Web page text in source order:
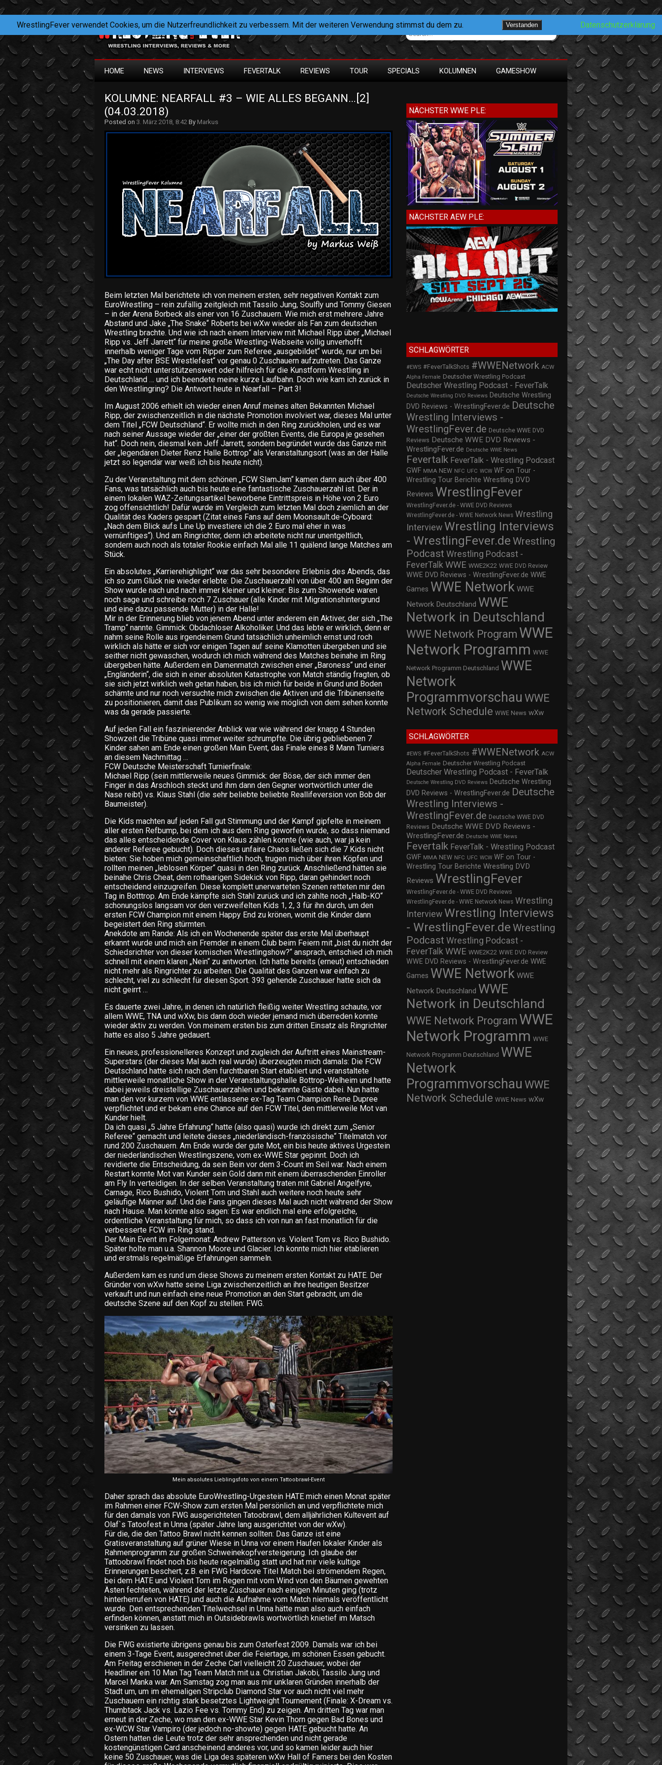
HOME NEWS INTERVIEWS FEVERTALK REVIEWS TOUR SPECIALS KOLUMNEN GAMESHOW
KOLUMNE: NEARFALL #3 – WIE ALLES BEGANN…[2]
(04.03.2018)
Posted on 3. März 2018, 8:42 By Markus
Beim letzten Mal berichtete ich von meinem ersten, sehr negativen Kontakt zum
EuroWrestling – rein zufällig zeitgleich mit Tassilo Jung, Soulfly und Tommy Giesen
– in der Arena Borbeck als einer von 16 Zuschauern. Wie mich erst mehrere Jahre
Abstand und Jake „The Snake“ Roberts bei wXw wieder als Fan zum deutschen
Wrestling brachte. Und wie ich nach einem Interview mit Michael Ripp über „Michael
Ripp vs. Jeff Jarrett“ für meine große Wrestling-Webseite völlig unverhofft
innerhalb weniger Tage vom Ripper zum Referee „ausgebildet“ wurde, nur um bei
„The Day after BSE Wrestlefest“ vor genau 0 Zuschauern aufzutreten. Das Ganze
war echt nicht unterstützenswert oder hilfreich für die Kunstform Wrestling in
Deutschland … und ich beendete meine kurze Laufbahn. Doch wie kam ich zurück in
den Wrestlingring? Die Antwort heute in Nearfall – Part 3!
Im August 2006 erhielt ich wieder einen Anruf meines alten Bekannten Michael
Ripp, der zwischenzeitlich in die nächste Promotion involviert war, dieses Mal unter
dem Titel „FCW Deutschland“. Er wollte mich in den Ring zurückholen, und es war
nach seiner Aussage wieder der „einer der größten Events, die Europa je gesehen
hat“. Doch nein, diesmal kein Jeff Jarrett, sondern begründet wurde das Ganze mit
der „legendären Dieter Renz Halle Bottrop“ als Veranstaltungsort (was an der Halle
jetzt so legendär war weiß ich bis heute nicht).
Zu der Veranstaltung mit dem schönen „FCW SlamJam“ kamen dann auch über 400
Fans, was tatsächlich auch bis heute eine fantastische Zuschauerzahl ist. Der in
einem lokalen WAZ-Zeitungsartikel beworbene Eintrittspreis in Höhe von 2 Euro
zog offensichtlich! Dafür wurde im Vergleich zum letzten Mal doch ziemlich an der
Qualität des Kaders gespart (Zitat eines Fans auf dem Moonsault.de-Cyboard:
„Nach dem Blick aufs Line Up investiere ich die 2 Euro mal eher in was
vernünftiges“). Und am Ringrichter, denn ich arbeitete nicht nur unentgeltlich,
sondern auch noch als totaler Rookie einfach Mal alle 11 quälend lange Matches am
Stück.
Ein absolutes „Karrierehighlight“ war das sehr besondere Erlebnis des Abends, das
ich so zum Glück nie wieder erlebte: Die Zuschauerzahl von über 400 am Beginn der
Show wurde nach und nach immer kleiner und kleiner: Bis zum Showende waren
noch sage und schreibe noch 7 Zuschauer (alle Kinder mit Migrationshintergrund
und eine dazu passende Mutter) in der Halle!
Mir in der Erinnerung blieb von jenem Abend unter anderem ein Aktiver, der sich „The
Tramp“ nannte. Gimmick: Obdachloser Alkoholiker. Und das lebte er wirklich, denn er
nahm seine Rolle aus irgendeinem Grund tatsächlich unheimlich ernst und roch
wirklich als hätte er sich vor einigen Tagen auf seine Klamotten übergeben und sie
seither nicht gewaschen, wodurch ich mich während des Matches beinahe im Ring
übergeben hätte. Außerdem ein Damenmatch zwischen einer „Baroness“ und einer
„Engländerin“, die sich in einer absoluten Katastrophe von Match ständig fragten, ob
sie sich jetzt wirklich weh getan haben, bis ich mich für beide in Grund und Boden
schämte und nur noch versuchte mich zwischen die Aktiven und die Tribünenseite
zu positionieren, damit das Publikum so wenig wie möglich von dem sehen konnte
was da gerade passierte.
Auf jeden Fall ein faszinierender Anblick war wie während der knapp 4 Stunden
Showzeit die Tribüne quasi immer weiter schrumpfte. Die übrig gebliebenen 7
Kinder sahen am Ende einen großen Main Event, das Finale eines 8 Mann Turniers
an diesem Nachmittag …
FCW Deutsche Meisterschaft Turnierfinale:
Michael Ripp (sein mittlerweile neues Gimmick: der Böse, der sich immer den
Finger in das Arschloch steckt und ihm dann den Gegner wortwörtlich unter die
Nase reibt) vs. Klaus Stahl (die sehr beliebte beliebte Reallifeversion von Bob der
Baumeister).
Die Kids machten auf jeden Fall gut Stimmung und der Kampf gipfelte in meinem
aller ersten Refbump, bei dem ich aus dem Ring geworfen wurde, so dass niemand
das alles entscheidende Cover von Klaus zählen konnte (wie auch, war ja kein
anderer Referee gebucht). Doch dieses unfaire Chaos ließen sich die 7 Kids nicht
bieten: Sie hoben mich gemeinschaftlich hoch, trugen mich über ihren Köpfen und
rollten meinen „leblosen Körper“ quasi in den Ring zurück. Anschließend hätten sie
beinahe Chris Cheat, dem rothaarigen Sidekick von Ripp, daran gehindert noch
entscheidend einzugreifen. Diese komplett unerwarteten Szenen retteten mir den
Tag in Botttrop. Am Ende kämpfte sich Stahl zurück und ich zählte noch „Halb-KO“
schonungslos langsam vor den verzweifelten Kids 1, 2, 3 für ihn durch, um den
ersten FCW Champion mit einem Happy End zu krönen, womit die Kinder dann
begeistert den Ring stürmten.
Anekdote am Rande: Als ich ein Wochenende später das erste Mal überhaupt
erkannt wurde und mich ein Fremder in einem Club beim Feiern mit „bist du nicht der
Schiedsrichter von dieser komischen Wrestlingshow?“ ansprach, entschied ich mich
schnell mit einem klaren „Nein“ zu antworten. Ich hatte bereits (erneut) entschieden
nicht mehr als Ringrichter zu arbeiten. Die Qualität des Ganzen war einfach zu
schlecht, viel zu schlecht für diesen Sport. 393 gehende Zuschauer hatte sich da
nicht geirrt …
Es dauerte zwei Jahre, in denen ich natürlich fleißig weiter Wrestling schaute, vor
allem WWE, TNA und wXw, bis dann doch wieder jemand mich überreden konnte
wieder aktiv zu werden. Von meinem ersten bis zum dritten Einsatz als Ringrichter
hatte es also 5 Jahre gedauert.
Ein neues, professionelleres Konzept und zugleich der Auftritt eines Mainstream-
Superstars (der dieses Mal auch real wurde) überzeugten mich damals: Die FCW
Deutschland hatte sich nach dem furchtbaren Start etabliert und veranstaltete
mittlerweile monatliche Show in der Veranstaltungshalle Bottrop-Welheim und hatte
dabei jeweils dreistellige Zuschauerzahlen und bekannte Gäste dabei. Nun hatte
man den vor kurzem von WWE entlassene ex-Tag Team Champion Rene Dupree
verpflichtet und er bekam eine Chance auf den FCW Titel, den mittlerweile Mot van
Kunder hielt.
Da ich quasi „5 Jahre Erfahrung“ hatte (also quasi) wurde ich direkt zum „Senior
Referee“ gemacht und leitete dieses „niederländisch-französische“ Titelmatch vor
rund 200 Zuschauern. Am Ende wurde der gute Mot, ein bis heute aktives Urgestein
der niederländischen Wrestlingszene, vom ex-WWE Star gepinnt. Doch ich
revidierte die Entscheidung, da sein Bein vor dem 3-Count im Seil war. Nach einem
Restart konnte Mot van Kunder sein Gold dann mit einem überraschenden Einroller
am Fly In verteidigen. In der selben Veranstaltung traten mit Gabriel Angelfyre,
Carnage, Rico Bushido, Violent Tom und Stahl auch weitere noch heute sehr
geläufige Männer auf. Und die Fans gingen dieses Mal auch nicht während der Show
nach Hause. Man könnte also sagen: Es war endlich mal eine erfolgreiche,
ordentliche Veranstaltung für mich, so dass ich von nun an fast monatlich für die
verbesserte FCW im Ring stand.
Der Main Event im Folgemonat: Andrew Patterson vs. Violent Tom vs. Rico Bushido.
Später holte man u.a. Shannon Moore und Glacier. Ich konnte mich hier etablieren
und erstmals regelmäßige Erfahrungen sammeln.
Außerdem kam es rund um diese Shows zu meinem ersten Kontakt zu HATE. Der
Gründer von wXw hatte seine Liga zwischenzeitlich an ihre heutigen Besitzer
verkauft und nun einfach eine neue Promotion an den Start gebracht, um die
deutsche Szene auf den Kopf zu stellen: FWG.
Mein absolutes Lieblingsfoto von einem Tattoobrawl-Event
Daher sprach das absolute EuroWrestling-Urgestein HATE mich einen Monat später
im Rahmen einer FCW-Show zum ersten Mal persönlich an und verpflichtete mich
für den damals von FWG ausgerichteten Tatoobrawl, dem alljährlichen Kultevent auf
Olaf`s Tatoofest in Unna (später Jahre lang ausgerichtet von der wXw).
Für die, die den Tattoo Brawl nicht kennen sollten: Das Ganze ist eine
Gratisveranstaltung auf grüner Wiese in Unna vor einem Haufen lokaler Kinder als
Rahmenprogramm zur großen Schweinekopfversteigerung. Ich glaube der
Tattoobrawl findet noch bis heute regelmäßig statt und hat mir viele kultige
Erinnerungen beschert, z.B. ein FWG Hardcore Titel Match bei strömendem Regen,
bei dem HATE und Violent Tom im Regen mit vom Wind von den Bäumen gewehten
Ästen fechteten, während der letzte Zuschauer nach einigen Minuten ging (trotz
hinterherrufen von HATE) und auch die Aufnahme vom Match niemals veröffentlicht
wurde. Den entsprechenden Titelwechsel in Unna hätte man also auch einfach
erfinden können, anstatt mich in Outsidebrawls wortwörtlich knietief im Matsch
versinken zu lassen.
Die FWG existierte übrigens genau bis zum Osterfest 2009. Damals war ich bei
einem 3-Tage Event, ausgerechnet über die Feiertage, im schönen Essen gebucht.
Am Freitag erschienen in der Zeche Carl vielleicht 20 Zuschauer, wobei der
Headliner ein 10 Man Tag Team Match mit u.a. Christian Jakobi, Tassilo Jung und
Marcel Manka war. Am Samstag zog man aus mir unklaren Gründen innerhalb der
Stadt um, um im ehemaligen Stripclub Diamond Star vor auch nicht viel mehr
Zuschauern ein richtig stark besetztes Lightweight Tournement (Finale: X-Dream vs.
Thumbtack Jack vs. Lazio Fee vs. Tommy End) zu zeigen. Am dritten Tag war man
erneut in der Zeche, wo man den ex-WWE Star Kevin Thorn gegen Bad Bones und
ex-WCW Star Vampiro (der jedoch no-showte) gegen HATE gebucht hatte. An
Ostern hatten die Leute trotz der sehr ansprechenden und nicht gerade
kostengünstigen Card anscheinend anderes vor, und so kamen leider auch hier
keine 50 Zuschauer, was die Liga des späteren wXw Hall of Famers bei den Kosten
NÄCHSTER WWE PLE:
NÄCHSTER AEW PLE:
SCHLAGWÖRTER
#EWS #FeverTalkShots #WWENetwork ACW
Alpha Female Deutscher Wrestling Podcast
Deutscher Wrestling Podcast - FeverTalk
Deutsche Wrestling DVD Reviews Deutsche Wrestling
DVD Reviews - WrestlingFever.de Deutsche
Wrestling Interviews -
WrestlingFever.de Deutsche WWE DVD
Reviews Deutsche WWE DVD Reviews -
WrestlingFever.de Deutsche WWE News
Fevertalk FeverTalk - Wrestling Podcast
GWF MMA NEW NFC UFC WCW WF on Tour -
Wrestling Tour Berichte Wrestling DVD
Reviews WrestlingFever
WrestlingFever.de - WWE DVD Reviews
WrestlingFever.de - WWE Network News Wrestling
Interview Wrestling Interviews
- WrestlingFever.de Wrestling
Podcast Wrestling Podcast -
FeverTalk WWE WWE2K22 WWE DVD Review
WWE DVD Reviews - WrestlingFever.de WWE
Games WWE Network WWE
Network Deutschland WWE
Network in Deutschland
WWE Network Program WWE
Network Programm WWE
Network Programm Deutschland WWE
Network
Programmvorschau WWE
Network Schedule WWE News wXw
SCHLAGWÖRTER
#EWS #FeverTalkShots #WWENetwork ACW
Alpha Female Deutscher Wrestling Podcast
Deutscher Wrestling Podcast - FeverTalk
Deutsche Wrestling DVD Reviews Deutsche Wrestling
DVD Reviews - WrestlingFever.de Deutsche
Wrestling Interviews -
WrestlingFever.de Deutsche WWE DVD
Reviews Deutsche WWE DVD Reviews -
WrestlingFever.de Deutsche WWE News
Fevertalk FeverTalk - Wrestling Podcast
GWF MMA NEW NFC UFC WCW WF on Tour -
Wrestling Tour Berichte Wrestling DVD
Reviews WrestlingFever
WrestlingFever.de - WWE DVD Reviews
WrestlingFever.de - WWE Network News Wrestling
Interview Wrestling Interviews
- WrestlingFever.de Wrestling
Podcast Wrestling Podcast -
FeverTalk WWE WWE2K22 WWE DVD Review
WWE DVD Reviews - WrestlingFever.de WWE
Games WWE Network WWE
Network Deutschland WWE
Network in Deutschland
WWE Network Program WWE
Network Programm WWE
Network Programm Deutschland WWE
Network
Programmvorschau WWE
Network Schedule WWE News wXw
WrestlingFever verwendet Cookies, um die Nutzerfreundlichkeit zu verbessern. Mit der weiteren Verwendung stimmst du dem zu. Verstanden Datenschutzerklärung